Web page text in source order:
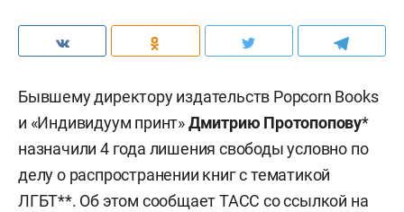
Бывшему директору издательств Popcorn Books
и «Индивидуум принт»Дмитрию Протопопову*
назначили 4 года лишения свободы условно по
делу о распространении книг с тематикой
ЛГБТ**. Об этом сообщаетТАСС со ссылкой на